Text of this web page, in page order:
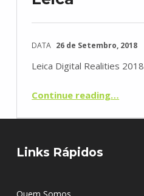
DATA 26 de Setembro, 2018
Leica Digital Realities 2018
Continue reading…
Links Rápidos